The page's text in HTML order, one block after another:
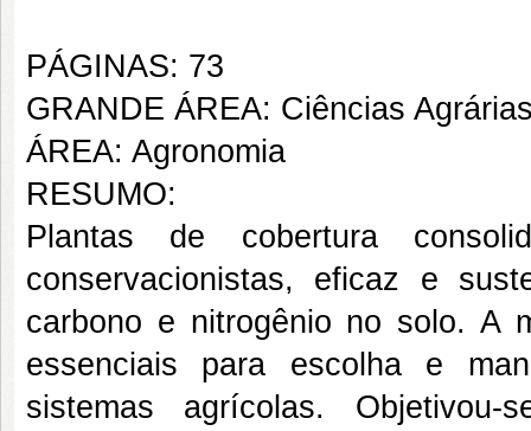
PÁGINAS: 73
GRANDE ÁREA: Ciências
ÁREA: Agronomia
RESUMO:
Plantas de cobertura
conservacionistas, eficaz e
carbono e nitrogênio no solo. A
essenciais para escolha e
sistemas agrícolas.